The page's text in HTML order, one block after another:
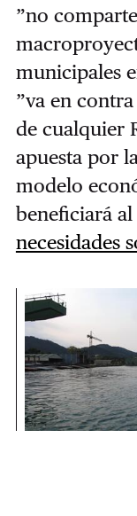
”no
municipales
”va en
de cualquier
apuesta por
modelo
beneficiará al
necesidades